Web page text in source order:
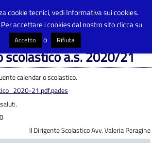
Adulti>Articoli>Albo pretorio>Calendario
scolastico a.s. 2020/21
calendario scolastico.
21.pdf.pades
Il Dirigente Scolastico Avv. Valeria Peragine
cookie tecnici, vedi Informativa sui cookies.
Per accettare i cookies dal nostro sito clicca su
Accetto o Rifiuta